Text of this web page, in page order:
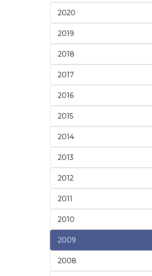
2020
2019
2018
2017
2016
2015
2014
2013
2012
2011
2010
2009
2008